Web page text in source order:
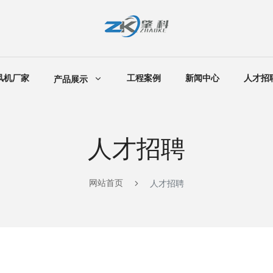
机厂家 产品展示 工程案例 新闻中心 人才招
人才招聘
网站首页 人才招聘